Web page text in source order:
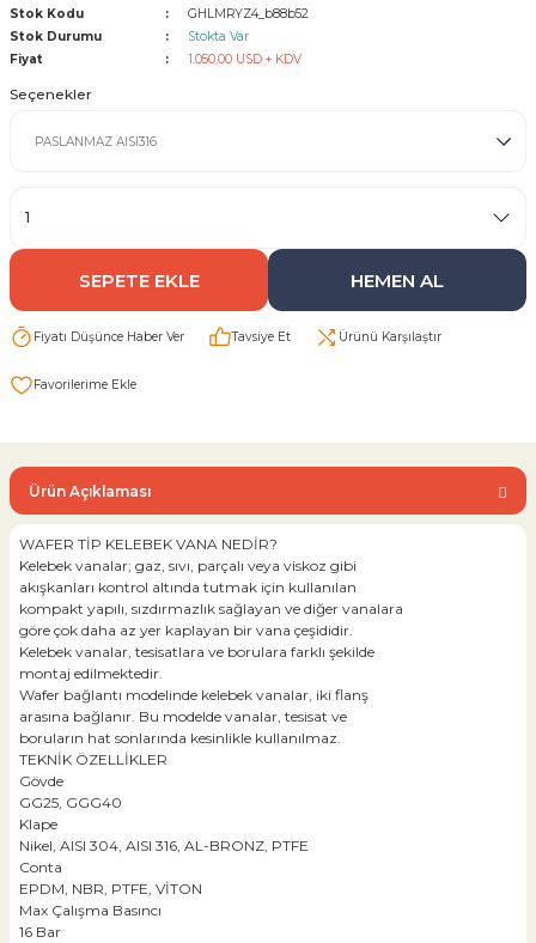
Sarı Çekvalf
VANA
Stok Kodu
GHLMRYZ4_b88b52
Stok Durumu
Stokta Var
Fiyat
1.050,00 USD + KDV
Seçenekler
SEPETE EKLE HEMEN AL
Fiyatı Düşünce Haber Ver Tavsiye Et Ürünü Karşılaştır
Ürün Açıklaması
WAFER TİP KELEBEK VANA NEDİR?
Kelebek vanalar; gaz, sıvı, parçalı veya viskoz gibi
akışkanları kontrol altında tutmak için kullanılan
kompakt yapılı, sızdırmazlık sağlayan ve diğer vanalara
göre çok daha az yer kaplayan bir vana çeşididir.
Kelebek vanalar, tesisatlara ve borulara farklı şekilde
montaj edilmektedir.
Wafer bağlantı modelinde kelebek vanalar, iki flanş
arasına bağlanır. Bu modelde vanalar, tesisat ve
boruların hat sonlarında kesinlikle kullanılmaz.
TEKNİK ÖZELLİKLER
Gövde
GG25, GGG40
Klape
Nikel, AISI 304, AISI 316, AL-BRONZ, PTFE
Conta
EPDM, NBR, PTFE, VİTON
Max Çalışma Basıncı
16 Bar